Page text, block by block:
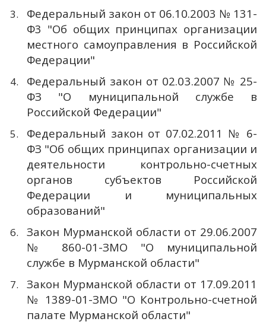
Федеральный закон от 06.10.2003 № 131-
Ф3 "Об общих принципах организации
местного самоуправления в Российской
Федерации"
Федеральный закон от 02.03.2007 № 25-
ФЗ "О муниципальной службе в
Российской Федерации"
Федеральный закон от 07.02.2011 № 6-
ФЗ "Об общих принципах организации и
деятельности контрольно-счетных
органов субъектов Российской
Федерации и муниципальных
образований"
Закон Мурманской области от 29.06.2007
№ 860-01-ЗМО "О муниципальной
службе в Мурманской области"
Закон Мурманской области от 17.09.2011
№ 1389-01-ЗМО "О Контрольно-счетной
палате Мурманской области"